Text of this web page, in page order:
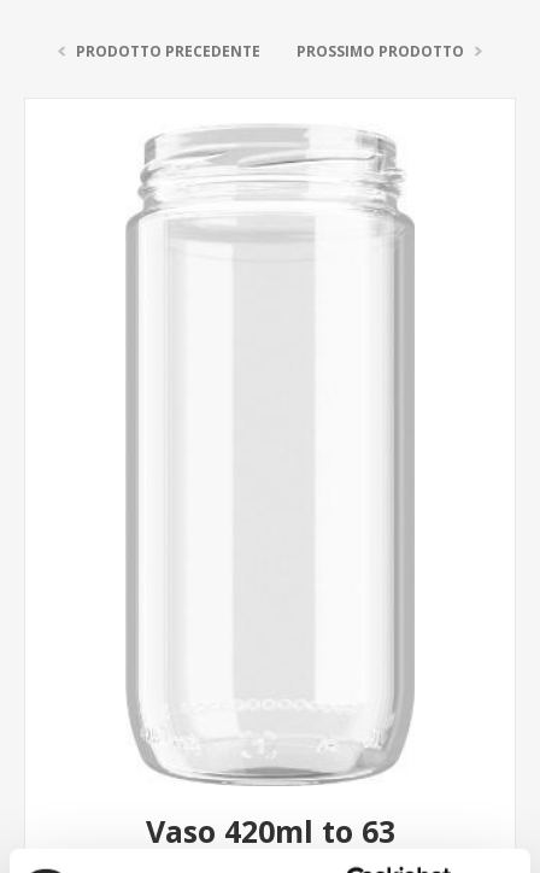
PRODOTTO PRECEDENTE PROSSIMO PRODOTTO
Vaso 420ml to 63